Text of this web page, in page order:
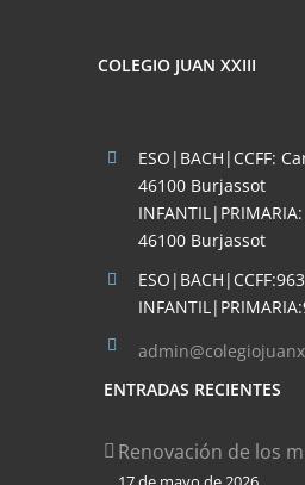
COLEGIO JUAN XXIII
ESO|BACH|CCFF:
46100 Burjassot
46100 Burjassot
ENTRADAS RECIENTES
Renovación de los